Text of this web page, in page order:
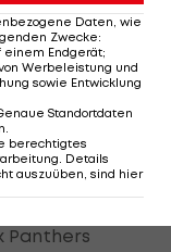
Bilanz von 8-1.
behalten (1.
haben
Dragons und
schlagen die
Panthers
Daten, wie
Zwecke:
einem Endgerät;
Werbeleistung und
sowie Entwicklung
Standortdaten
.
berechtigtes
Details
auszuüben, sind hier